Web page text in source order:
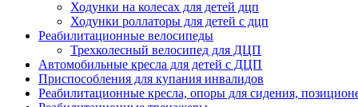
Ходунки на колесах для детей дцп
Ходунки роллаторы для детей с дцп
Реабилитационные велосипеды
Трехколесный велосипед для ДЦП
Автомобильные кресла для детей с ДЦП
Приспособления для купания инвалидов
Реабилитационные кресла, опоры для сидения,